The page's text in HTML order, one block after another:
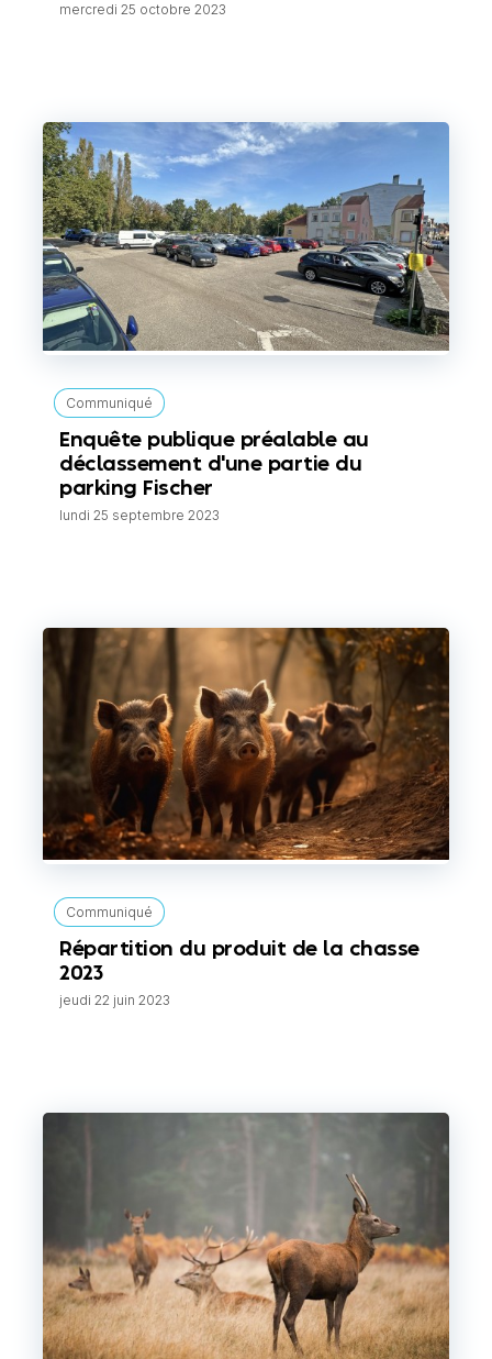
mercredi 25 octobre 2023
Communiqué
Enquête publique préalable au
déclassement d'une partie du
parking Fischer
lundi 25 septembre 2023
Communiqué
Répartition du produit de la chasse
2023
jeudi 22 juin 2023